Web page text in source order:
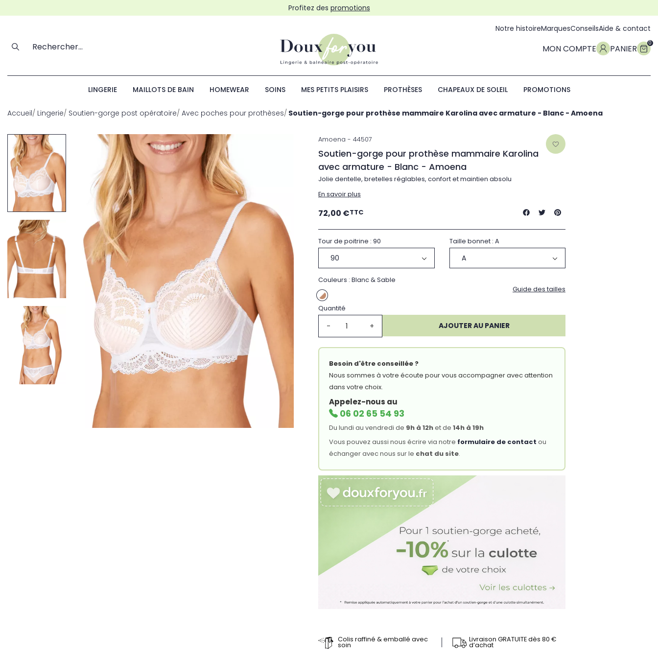
Profitez des promotions
Notre histoireMarquesConseilsAide & contact
MON COMPTE PANIER 0
LINGERIE MAILLOTS DE BAIN HOMEWEAR SOINS MES PETITS PLAISIRS PROTHÈSES CHAPEAUX DE SOLEIL PROMOTIONS
Accueil Lingerie Soutien-gorge post opératoire Avec poches pour prothèses Soutien-gorge pour prothèse mammaire Karolina avec armature - Blanc - Amoena
Amoena 44507
Soutien-gorge pour prothèse mammaire Karolina
avec armature - Blanc - Amoena
Jolie dentelle, bretelles réglables, confort et maintien absolu
En savoir plus
72,00 €TTC
Tour de poitrine : 90 Taille bonnet : A
Couleurs : Blanc & Sable
Guide des tailles
Quantité
- + AJOUTER AU PANIER
favorite_border
Besoin d'être conseillée ?
Nous sommes à votre écoute pour vous accompagner avec attention
dans votre choix.
Appelez-nous au
06 02 65 54 93
Du lundi au vendredi de 9h à 12het de 14h à 19h
Vous pouvez aussi nous écrire via notre formulaire de contact ou
échanger avec nous sur le chat du site.
Colis raffiné & emballé avec
soin
Livraison GRATUITE dès 80 €
d’achat